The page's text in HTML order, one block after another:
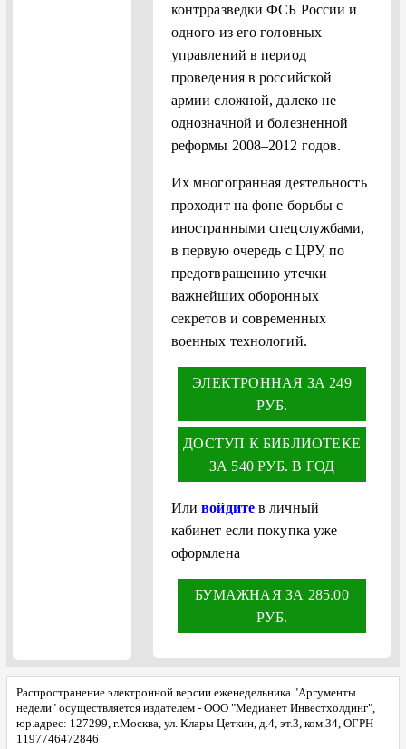
контрразведки ФСБ России и
одного из его голов­ных
управлений в период
проведения в российской
армии слож­ной, далеко не
однозначной и болезненной
реформы 2008–2012 годов.
Их многогранная деятельность
проходит на фоне борьбы с
ино­странными спецслужбами,
в первую очередь с ЦРУ, по
предотвраще­нию утечки
важнейших оборонных
секретов и современных
военных технологий.
ЭЛЕКТРОННАЯ ЗА 249
РУБ.
ДОСТУП К БИБЛИОТЕКЕ
ЗА 540 РУБ. В ГОД
Иливойдитев личный
кабинет если покупка уже
оформлена
БУМАЖНАЯ ЗА 285.00
РУБ.
Распространение электронной версии еженедельника "Аргументы
недели" осуществляется издателем - ООО "Медианет Инвестхолдинг",
юр.адрес: 127299, г.Москва, ул. Клары Цеткин, д.4, эт.3, ком.34, ОГРН
1197746472846